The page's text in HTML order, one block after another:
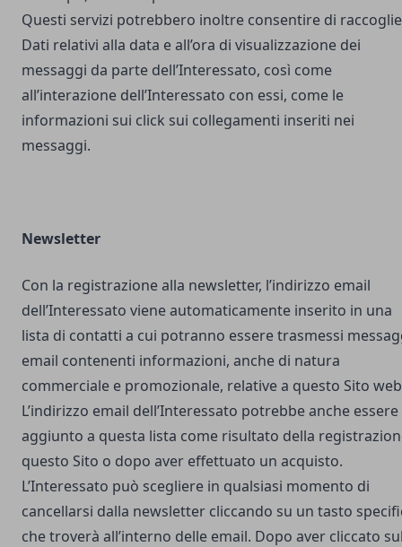
Questi servizi potrebbero inoltre consentire di
Dati relativi alla data e all’ora di visualizzazione dei
messaggi da parte dell’Interessato, così come
all’interazione dell’Interessato con essi, come le
informazioni sui click sui collegamenti inseriti nei
messaggi.
Newsletter
Con la registrazione alla newsletter, l’indirizzo email
dell’Interessato viene automaticamente inserito in una
lista di contatti a cui potranno essere trasmessi
email contenenti informazioni, anche di natura
commerciale e promozionale, relative a questo Sito
L’indirizzo email dell’Interessato potrebbe anche essere
aggiunto a questa lista come risultato della
questo Sito o dopo aver effettuato un acquisto.
L’Interessato può scegliere in qualsiasi momento di
cancellarsi dalla newsletter cliccando su un tasto
che troverà all’interno delle email. Dopo aver cliccato